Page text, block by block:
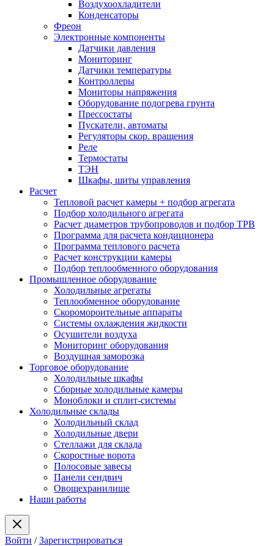
Воздухоохладители
Конденсаторы
Фреон
Электронные компоненты
Датчики давления
Мониторинг
Датчики температуры
Контроллеры
Мониторы напряжения
Оборудование подогрева грунта
Прессостаты
Пускатели, автоматы
Регуляторы скор. вращения
Реле
Термостаты
ТЭН
Шкафы, шиты управления
Расчет
Тепловой расчет камеры + подбор агрегата
Подбор холодильного агрегата
Расчет диаметров трубопроводов и подбор ТРВ
Программа для расчета кондиционера
Программа теплового расчета
Расчет конструкции камеры
Подбор теплообменного оборудования
Промышленное оборудование
Холодильные агрегаты
Теплообменное оборудование
Скоромороительные аппараты
Системы охлаждения жидкости
Осушители воздуха
Мониторинг оборудования
Воздушная заморозка
Торговое оборудование
Холодильные шкафы
Сборные холодильные камеры
Моноблоки и сплит-системы
Холодильные склады
Холодильный склад
Холодильные двери
Стеллажи для склада
Скоростные ворота
Полосовые завесы
Панели сендвич
Овощехранилище
Наши работы
Войти /Зарегистрироваться